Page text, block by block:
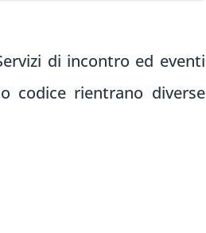
di incontro ed eventi
codice rientrano diverse